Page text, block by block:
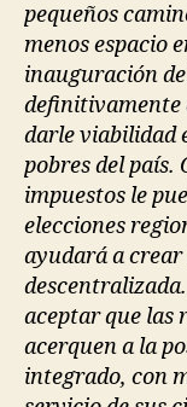
pequeños
menos espacio
inauguración
definitivamente
darle viabilidad
pobres del país.
impuestos le
elecciones
ayudará a
aceptar que las
acerquen a la
integrado, con